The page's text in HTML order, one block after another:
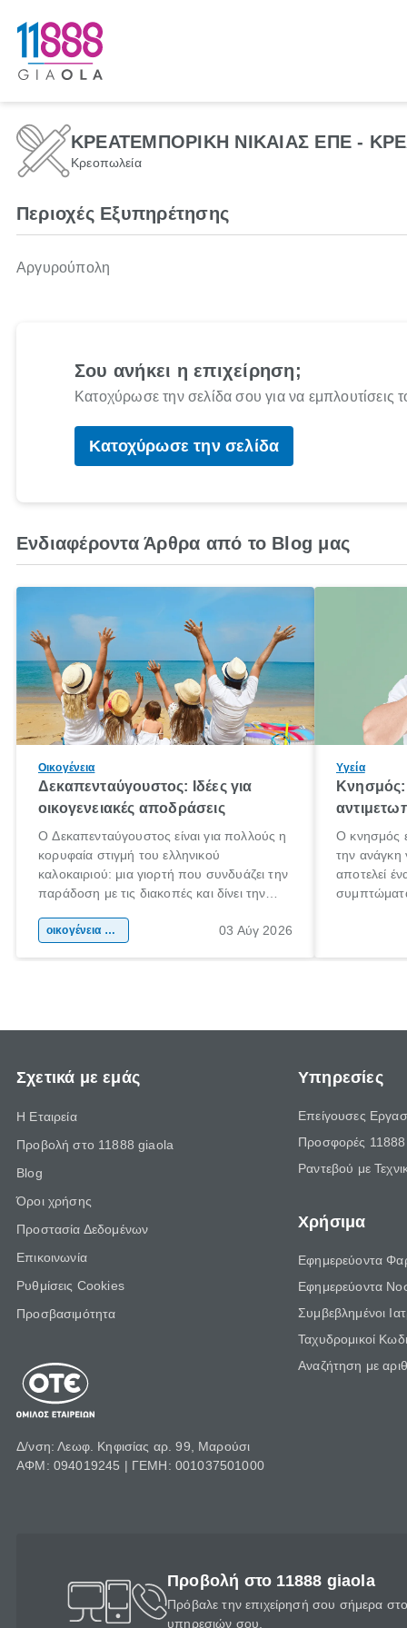
ΚΡΕΑΤΕΜΠΟΡΙΚΗ ΝΙΚΑΙΑΣ ΕΠΕ -
Κρεοπωλεία
Περιοχές Εξυπηρέτησης
Αργυρούπολη
Σου ανήκει η επιχείρηση;
Κατοχύρωσε την σελίδα σου για να εμπλουτίσεις
Κατοχύρωσε την σελίδα
Ενδιαφέροντα Άρθρα από το Blog μας
Οικογένεια
Δεκαπενταύγουστος: Ιδέες για
οικογενειακές αποδράσεις
Ο Δεκαπενταύγουστος είναι για πολλούς η
κορυφαία στιγμή του ελληνικού
καλοκαιριού: μια γιορτή που συνδυάζει την
παράδοση με τις διακοπές και δίνει την
χώρας. Είτε πρόκειται για λίγες μέρες
οικογένεια & παιδί 03 Αύγ 2026
Υγεία
Κνησμός:
Ο κνησμός
την ανάγκη
αποτελεί
Σχετικά με εμάς
Η Εταιρεία
Προβολή στο 11888 giaola
Blog
Όροι χρήσης
Προστασία Δεδομένων
Επικοινωνία
Ρυθμίσεις Cookies
Προσβασιμότητα
Δ/νση: Λεωφ. Κηφισίας αρ. 99, Μαρούσι
ΑΦΜ: 094019245 | ΓΕΜΗ: 001037501000
Υπηρεσίες
Επείγουσες
Προσφορές
Ραντεβού με
Χρήσιμα
Εφημερεύοντα
Εφημερεύοντα
Συμβεβλημένοι
Ταχυδρομικοί
Αναζήτηση με
Προβολή στο 11888 giaola
Πρόβαλε την επιχείρησή σου σήμερα
υπηρεσιών σου.